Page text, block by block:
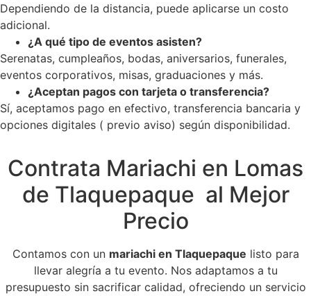
Dependiendo de la distancia, puede aplicarse un costo
adicional.
¿A qué tipo de eventos asisten?
Serenatas, cumpleaños, bodas, aniversarios, funerales,
eventos corporativos, misas, graduaciones y más.
¿Aceptan pagos con tarjeta o transferencia?
Sí, aceptamos pago en efectivo, transferencia bancaria y
opciones digitales ( previo aviso) según disponibilidad.
Contrata Mariachi en Lomas
de Tlaquepaque al Mejor
Precio
Contamos con un mariachi en Tlaquepaque listo para
llevar alegría a tu evento. Nos adaptamos a tu
presupuesto sin sacrificar calidad, ofreciendo un servicio